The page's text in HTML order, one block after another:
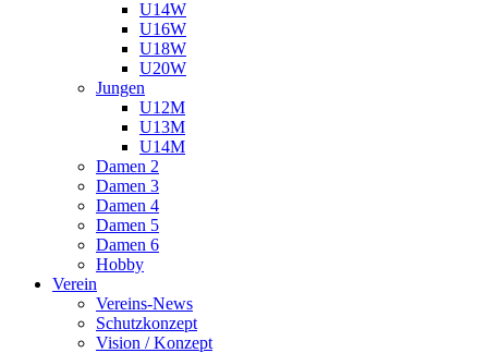
U14W
U16W
U18W
U20W
Jungen
U12M
U13M
U14M
Damen 2
Damen 3
Damen 4
Damen 5
Damen 6
Hobby
Verein
Vereins-News
Schutzkonzept
Vision / Konzept